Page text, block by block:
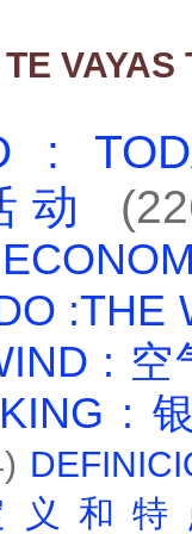
TE
:
动
:THE
: 空
:
义和